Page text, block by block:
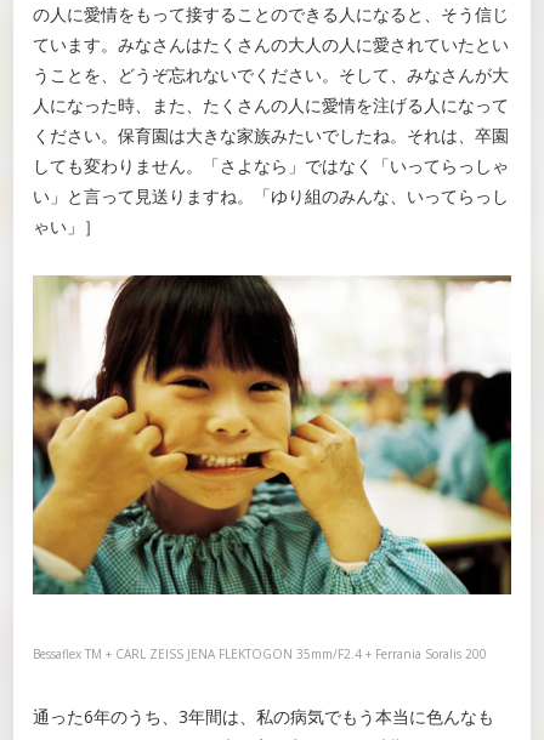
の人に愛情をもって接することのできる人になると、そう信じ
ています。みなさんはたくさんの大人の人に愛されていたとい
うことを、どうぞ忘れないでください。そして、みなさんが大
人になった時、また、たくさんの人に愛情を注げる人になって
ください。保育園は大きな家族みたいでしたね。それは、卒園
しても変わりません。「さよなら」ではなく「いってらっしゃ
い」と言って見送りますね。「ゆり組のみんな、いってらっし
ゃい」］
Bessaflex TM + CARL ZEISS JENA FLEKTOGON 35mm/F2.4 + Ferrania Soralis 200
通った6年のうち、3年間は、私の病気でもう本当に色んなも